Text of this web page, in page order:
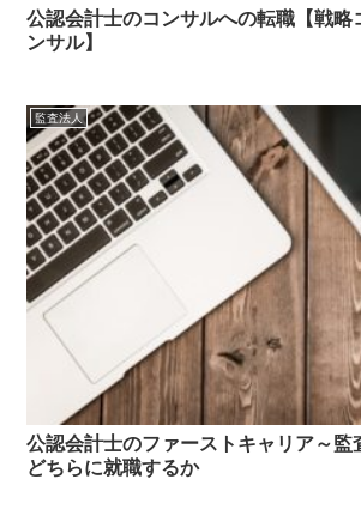
公認会計士のコンサルへの転職【戦略
ンサル】
監査法人
公認会計士のファーストキャリア～監
どちらに就職するか